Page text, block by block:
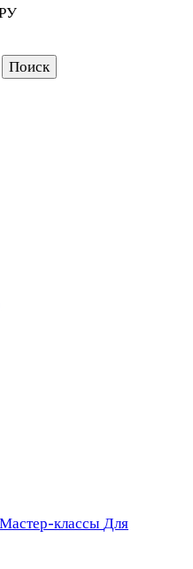
Мастер-классы Для